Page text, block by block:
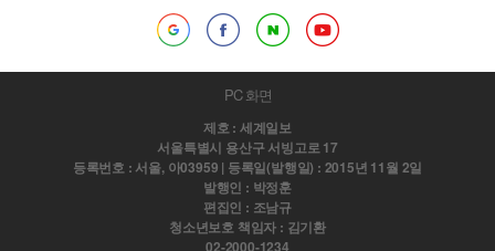
PC 화면
제호 : 세계일보
서울특별시 용산구 서빙고로 17
등록번호 : 서울, 아03959 | 등록일(발행일) : 2015년 11월 2일
발행인 : 박정훈
편집인 : 조남규
청소년보호 책임자 : 김기환
02-2000-1234